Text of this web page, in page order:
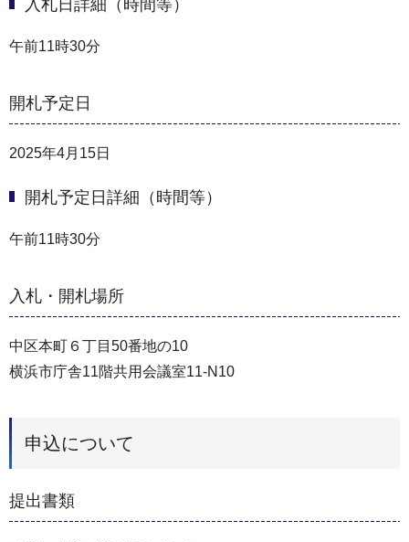
入札日詳細（時間等）
午前11時30分
開札予定日
2025年4月15日
開札予定日詳細（時間等）
午前11時30分
入札・開札場所
中区本町６丁目50番地の10
横浜市庁舎11階共用会議室11-N10
申込について
提出書類